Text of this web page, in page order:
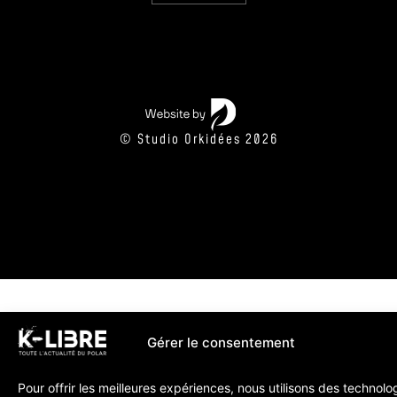
Gérer le consentement
Pour offrir les meilleures expériences, nous utilisons des
© Studio Orkidées 2026